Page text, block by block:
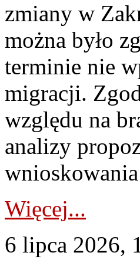
zmiany w
można było
terminie nie
migracji.
względu na
analizy
Więcej...
6 lipca 2026,